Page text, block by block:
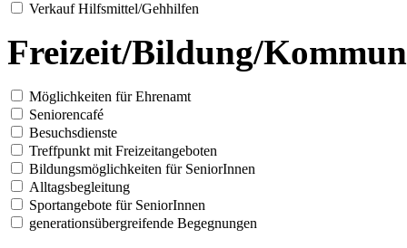
Verkauf Hilfsmittel/Gehhilfen
Freizeit/Bildung/
Möglichkeiten für Ehrenamt
Seniorencafé
Besuchsdienste
Treffpunkt mit Freizeitangeboten
Bildungsmöglichkeiten für SeniorInnen
Alltagsbegleitung
Sportangebote für SeniorInnen
generationsübergreifende Begegnungen